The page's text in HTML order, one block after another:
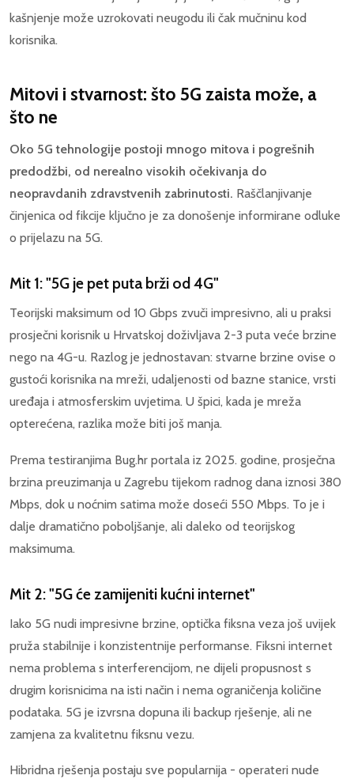
kašnjenje može uzrokovati neugodu ili čak mučninu kod
korisnika.
Mitovi i stvarnost: što 5G zaista može, a
što ne
Oko 5G tehnologije postoji mnogo mitova i pogrešnih
predodžbi, od nerealno visokih očekivanja do
neopravdanih zdravstvenih zabrinutosti. Raščlanjivanje
činjenica od fikcije ključno je za donošenje informirane odluke
o prijelazu na 5G.
Mit 1: "5G je pet puta brži od 4G"
Teorijski maksimum od 10 Gbps zvuči impresivno, ali u praksi
prosječni korisnik u Hrvatskoj doživljava 2-3 puta veće brzine
nego na 4G-u. Razlog je jednostavan: stvarne brzine ovise o
gustoći korisnika na mreži, udaljenosti od bazne stanice, vrsti
uređaja i atmosferskim uvjetima. U špici, kada je mreža
opterećena, razlika može biti još manja.
Prema testiranjima Bug.hr portala iz 2025. godine, prosječna
brzina preuzimanja u Zagrebu tijekom radnog dana iznosi 380
Mbps, dok u noćnim satima može doseći 550 Mbps. To je i
dalje dramatično poboljšanje, ali daleko od teorijskog
maksimuma.
Mit 2: "5G će zamijeniti kućni internet"
Iako 5G nudi impresivne brzine, optička fiksna veza još uvijek
pruža stabilnije i konzistentnije performanse. Fiksni internet
nema problema s interferencijom, ne dijeli propusnost s
drugim korisnicima na isti način i nema ograničenja količine
podataka. 5G je izvrsna dopuna ili backup rješenje, ali ne
zamjena za kvalitetnu fiksnu vezu.
Hibridna rješenja postaju sve popularnija - operateri nude